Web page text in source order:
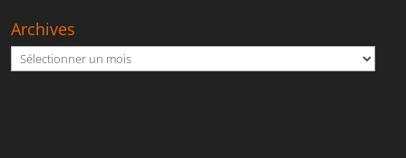
Archives
Archives